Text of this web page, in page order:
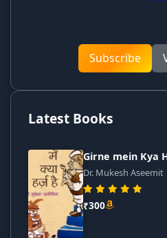
Subscribe
Latest Books
Girne mein Kya
Dr. Mukesh Aseemit
₹300